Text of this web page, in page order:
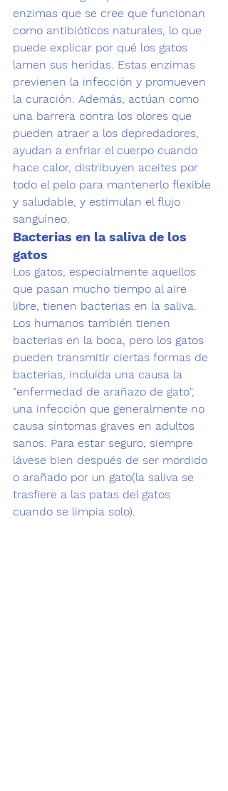
enzimas que se cree que funcionan
como antibióticos naturales, lo que
puede explicar por qué los gatos
lamen sus heridas. Estas enzimas
previenen la infección y promueven
la curación. Además, actúan como
una barrera contra los olores que
pueden atraer a los depredadores,
ayudan a enfriar el cuerpo cuando
hace calor, distribuyen aceites por
todo el pelo para mantenerlo flexible
y saludable, y estimulan el flujo
sanguíneo.
Bacterias en la saliva de los
gatos
Los gatos, especialmente aquellos
que pasan mucho tiempo al aire
libre, tienen bacterias en la saliva.
Los humanos también tienen
bacterias en la boca, pero los gatos
pueden transmitir ciertas formas de
bacterias, incluida una causa la
"enfermedad de arañazo de gato",
una infección que generalmente no
causa síntomas graves en adultos
sanos. Para estar seguro, siempre
lávese bien después de ser mordido
o arañado por un gato(la saliva se
trasfiere a las patas del gatos
cuando se limpia solo).